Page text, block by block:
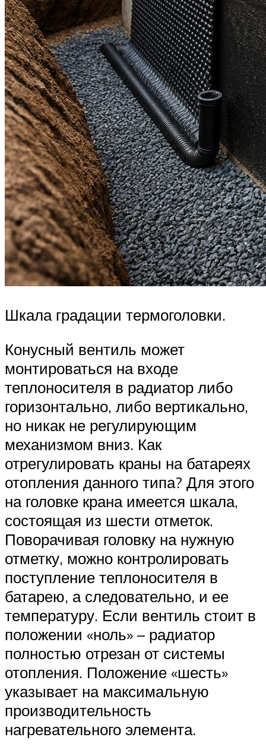
Шкала градации термоголовки.
Конусный вентиль может
монтироваться на входе
теплоносителя в радиатор либо
горизонтально, либо вертикально,
но никак не регулирующим
механизмом вниз. Как
отрегулировать краны на батареях
отопления данного типа? Для этого
на головке крана имеется шкала,
состоящая из шести отметок.
Поворачивая головку на нужную
отметку, можно контролировать
поступление теплоносителя в
батарею, а следовательно, и ее
температуру. Если вентиль стоит в
положении «ноль» – радиатор
полностью отрезан от системы
отопления. Положение «шесть»
указывает на максимальную
производительность
нагревательного элемента.